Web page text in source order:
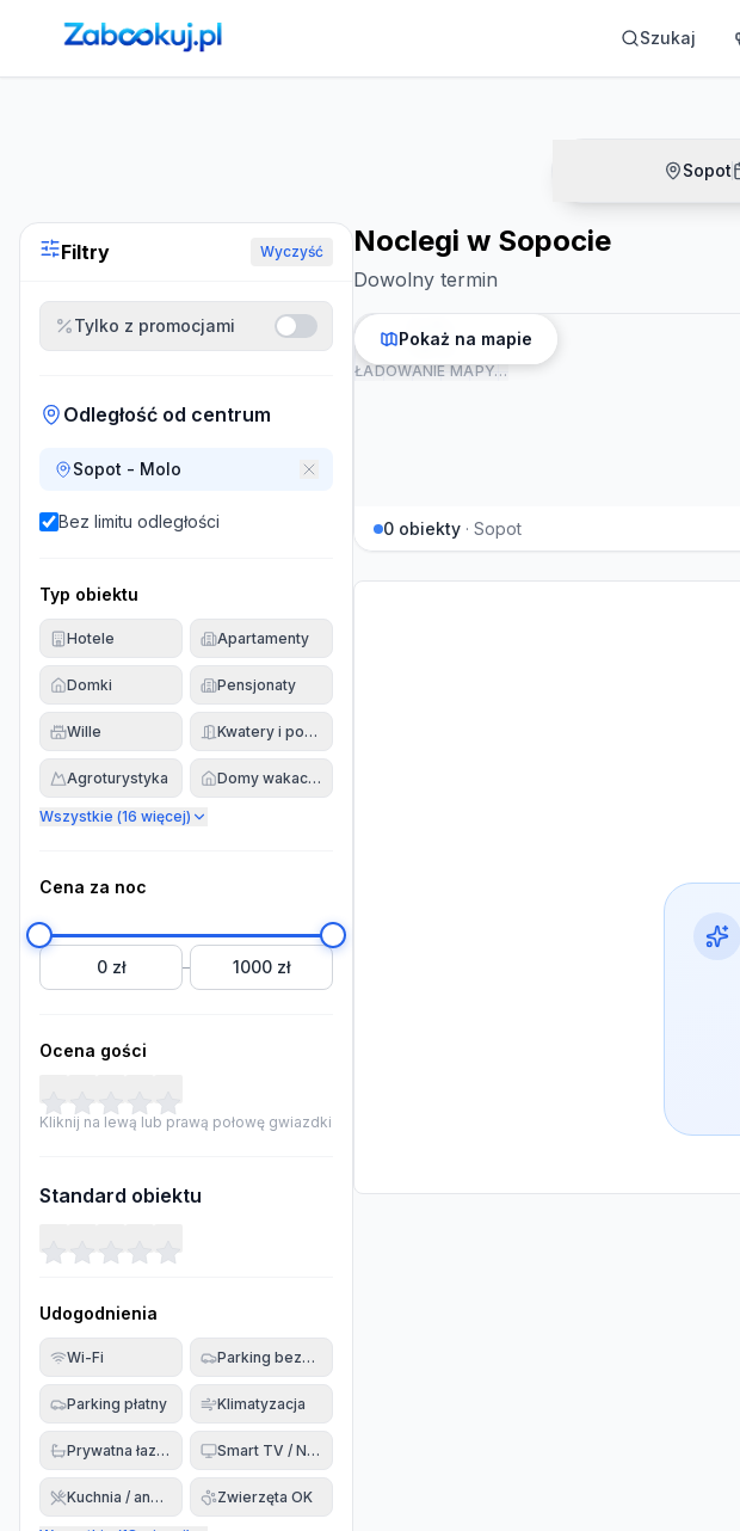
Strona główna ›Noclegi Szukaj
Sopot
Filtry Wyczyść
Tylko z promocjami
Odległość od centrum
Sopot - Molo
Bez limitu odległości
Typ obiektu
Hotele Apartamenty
Domki Pensjonaty
Wille Kwatery i pokoje
Agroturystyka Domy wakacyjne
Wszystkie (16 więcej)
Cena za noc
0 zł – 1000 zł
Ocena gości
Kliknij na lewą lub prawą połowę gwiazdki
Standard obiektu
Udogodnienia
Wi-Fi Parking bezpłatny
Parking płatny Klimatyzacja
Prywatna łazienka Smart TV / Netflix
Kuchnia / aneks Zwierzęta OK
Noclegi w Sopocie
Dowolny termin
ŁADOWANIE MAPY…
Pokaż na mapie
0 obiekty · Sopot